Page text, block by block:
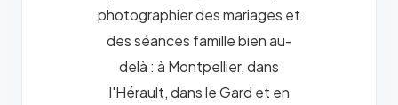
photographier des mariages et
des séances famille bien au-
delà : à Montpellier, dans
l'Hérault, dans le Gard et en